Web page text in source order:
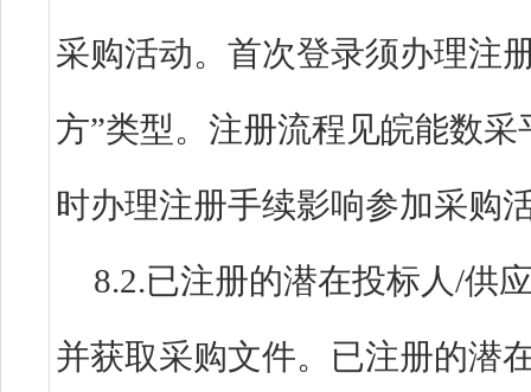
采购活动。首次登录须办理注
方”类型。注册流程见皖能数
时办理注册手续影响参加采购
8.2.已注册的潜在投标人/供
并获取采购文件。已注册的潜